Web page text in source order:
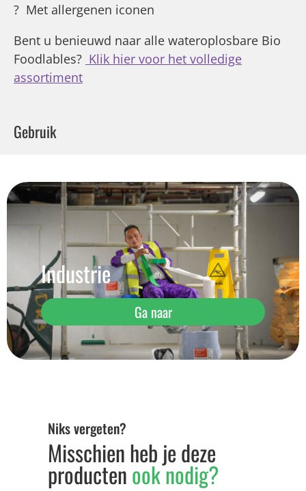
? Met allergenen iconen
Bent u benieuwd naar alle wateroplosbare Bio
Foodlables? Klik hier voor het volledige
assortiment
Gebruik
Industrie
Ga naar
Niks vergeten?
Misschien heb je deze
productenook nodig?